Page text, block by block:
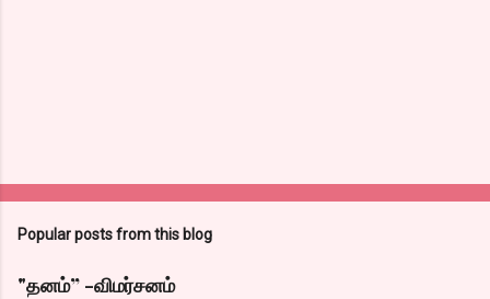
Popular posts from this blog
"தனம்” -விமர்சனம்